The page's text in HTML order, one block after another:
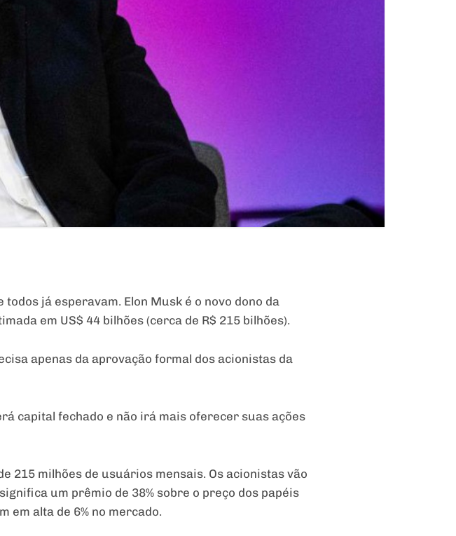
já esperavam. Elon Musk é o novo dono da
em US$ 44 bilhões (cerca de R$ 215 bilhões).
apenas da aprovação formal dos acionistas da
capital fechado e não irá mais oferecer suas ações
215 milhões de usuários mensais. Os acionistas vão
um prêmio de 38% sobre o preço dos papéis
em alta de 6% no mercado.